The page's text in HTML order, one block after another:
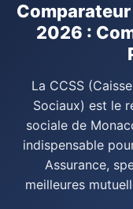
2026 :
La CCSS
Sociaux) est le
sociale de
indispensable
Assurance,
meilleures